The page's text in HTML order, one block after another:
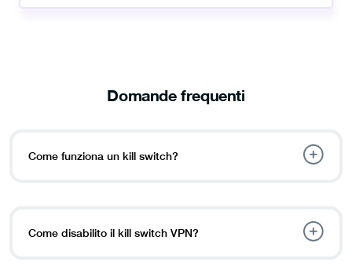
Domande frequenti
Come funziona un kill switch?
Come disabilito il kill switch VPN?